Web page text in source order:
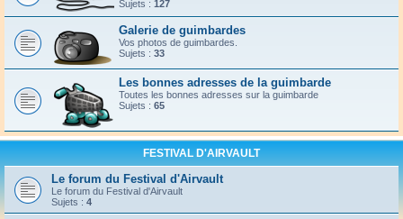
Sujets : 127
Galerie de guimbardes
Vos photos de guimbardes.
Sujets : 33
Les bonnes adresses de la guimbarde
Toutes les bonnes adresses sur la guimbarde
Sujets : 65
FESTIVAL D'AIRVAULT
Le forum du Festival d'Airvault
Le forum du Festival d'Airvault
Sujets : 4